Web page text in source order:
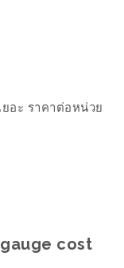
อะ ราคาต่อหน่วย
cost